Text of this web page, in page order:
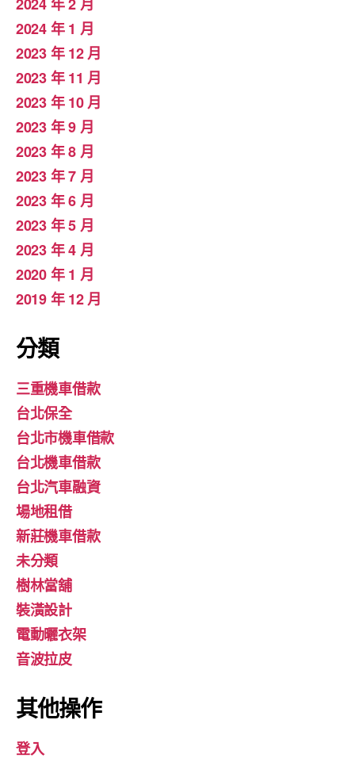
2024 年 1 月
2023 年 12 月
2023 年 11 月
2023 年 10 月
2023 年 9 月
2023 年 8 月
2023 年 7 月
2023 年 6 月
2023 年 5 月
2023 年 4 月
2020 年 1 月
2019 年 12 月
分類
三重機車借款
台北保全
台北市機車借款
台北機車借款
台北汽車融資
場地租借
新莊機車借款
未分類
樹林當舖
裝潢設計
電動曬衣架
音波拉皮
其他操作
登入